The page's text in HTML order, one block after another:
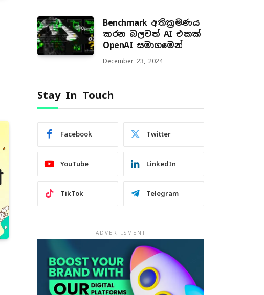
Benchmark අතික්‍රමණය
කරන බලවත් AI එකක්
OpenAI සමාගමෙන්
December 23, 2024
Stay In Touch
Facebook Twitter
YouTube LinkedIn
TikTok Telegram
ADVERTISMENT